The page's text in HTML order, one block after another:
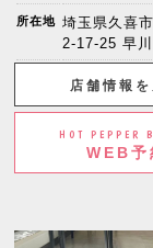
所在地 埼玉県久喜
2-17-25 早
店舗情報を
HOT PEPPER
WEB予